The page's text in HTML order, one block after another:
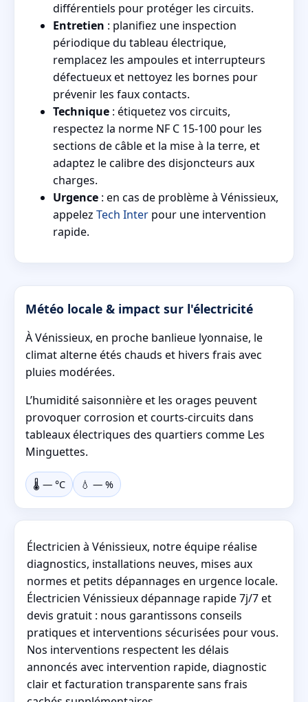
différentiels pour protéger les circuits.
Entretien : planifiez une inspection
périodique du tableau électrique,
remplacez les ampoules et interrupteurs
défectueux et nettoyez les bornes pour
prévenir les faux contacts.
Technique : étiquetez vos circuits,
respectez la norme NF C 15-100 pour les
sections de câble et la mise à la terre, et
adaptez le calibre des disjoncteurs aux
charges.
Urgence : en cas de problème à Vénissieux,
appelez Tech Inter pour une intervention
rapide.
Météo locale & impact sur l'électricité
À Vénissieux, en proche banlieue lyonnaise, le
climat alterne étés chauds et hivers frais avec
pluies modérées.
L’humidité saisonnière et les orages peuvent
provoquer corrosion et courts-circuits dans
tableaux électriques des quartiers comme Les
Minguettes.
🌡️ — °C 💧 — %
Électricien à Vénissieux, notre équipe réalise
diagnostics, installations neuves, mises aux
normes et petits dépannages en urgence locale.
Électricien Vénissieux dépannage rapide 7j/7 et
devis gratuit : nous garantissons conseils
pratiques et interventions sécurisées pour vous.
Nos interventions respectent les délais
annoncés avec intervention rapide, diagnostic
clair et facturation transparente sans frais